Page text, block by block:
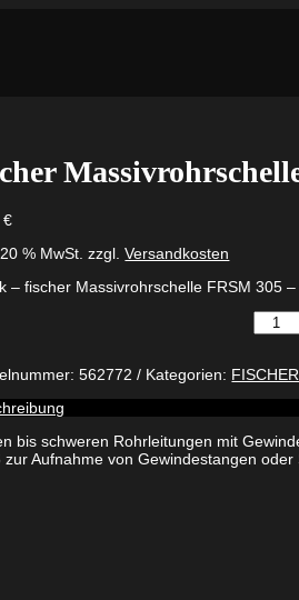
€
% MwSt. zzgl.Versandkosten
– fischer Massivrohrschelle FRSM 305
fischer
305
A4
562772 Kategorien: FISCHER
schweren Rohrleitungen mit
Aufnahme von Gewindestangen